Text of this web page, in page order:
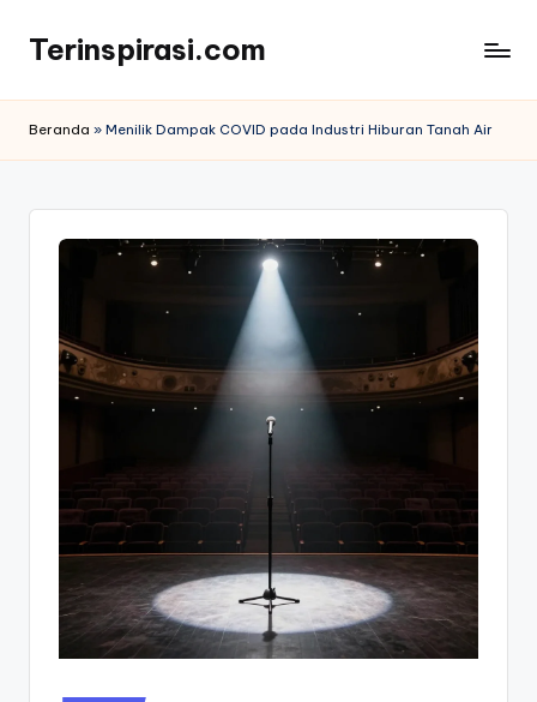
content
Terinspirasi.com
Terkini
Beranda » Menilik Dampak COVID pada Industri Hiburan Tanah Air